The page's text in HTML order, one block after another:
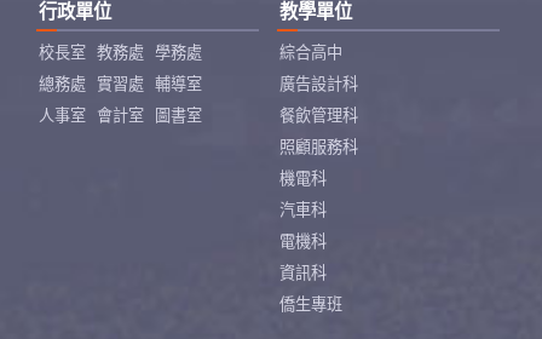
行政單位
校長室 教務處
學務處
總務處
實習處
輔導室
人事室
會計室 圖書室
教學單位
綜合高中
廣告設計科
餐飲管理科
照顧服務科
機電科
汽車科
電機科
資訊科
僑生專班